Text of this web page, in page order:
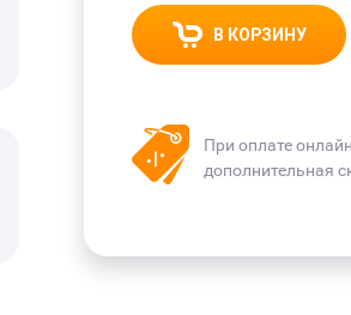
В КОРЗИНУ
При оплате
дополнительная